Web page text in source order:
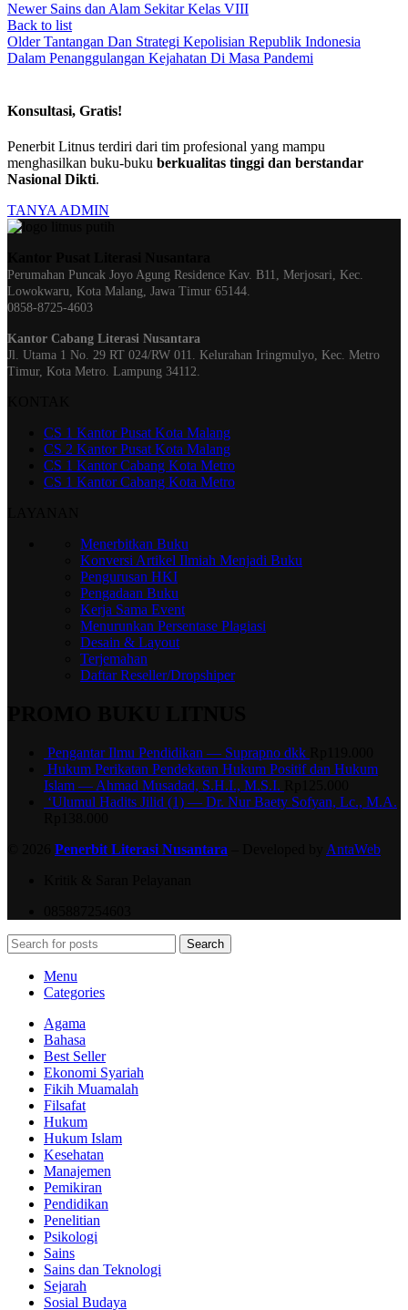
Newer Sains dan Alam Sekitar Kelas VIII
Back to list
Older Tantangan Dan Strategi Kepolisian Republik Indonesia
Dalam Penanggulangan Kejahatan Di Masa Pandemi
Konsultasi, Gratis!
Penerbit Litnus terdiri dari tim profesional yang mampu
menghasilkan buku-buku berkualitas tinggi dan berstandar
Nasional Dikti.
TANYA ADMIN
Perumahan Puncak Joyo Agung Residence Kav. B11, Merjosari, Kec.
Lowokwaru, Kota Malang, Jawa Timur 65144.
0858-8725-4603
Kantor Cabang Literasi Nusantara
Jl. Utama 1 No. 29 RT 024/RW 011. Kelurahan Iringmulyo, Kec. Metro
Timur, Kota Metro. Lampung 34112.
CS 1 Kantor Pusat Kota Malang
CS 2 Kantor Pusat Kota Malang
CS 1 Kantor Cabang Kota Metro
CS 1 Kantor Cabang Kota Metro
Menerbitkan Buku
Konversi Artikel Ilmiah Menjadi Buku
Pengurusan HKI
Pengadaan Buku
Kerja Sama Event
Menurunkan Persentase Plagiasi
Desain & Layout
Terjemahan
Daftar Reseller/Dropshiper
Pengantar Ilmu Pendidikan — Suprapno dkk
Hukum Perikatan Pendekatan Hukum Positif dan Hukum
Islam — Ahmad Musadad, S.H.I., M.S.I.
‘Ulumul Hadits Jilid (1) — Dr. Nur Baety Sofyan, Lc., M.A.
Penerbit Literasi Nusantara
AntaWeb
Search
Menu
Categories
Agama
Bahasa
Best Seller
Ekonomi Syariah
Fikih Muamalah
Filsafat
Hukum
Hukum Islam
Kesehatan
Manajemen
Pemikiran
Pendidikan
Penelitian
Psikologi
Sains
Sains dan Teknologi
Sejarah
Sosial Budaya